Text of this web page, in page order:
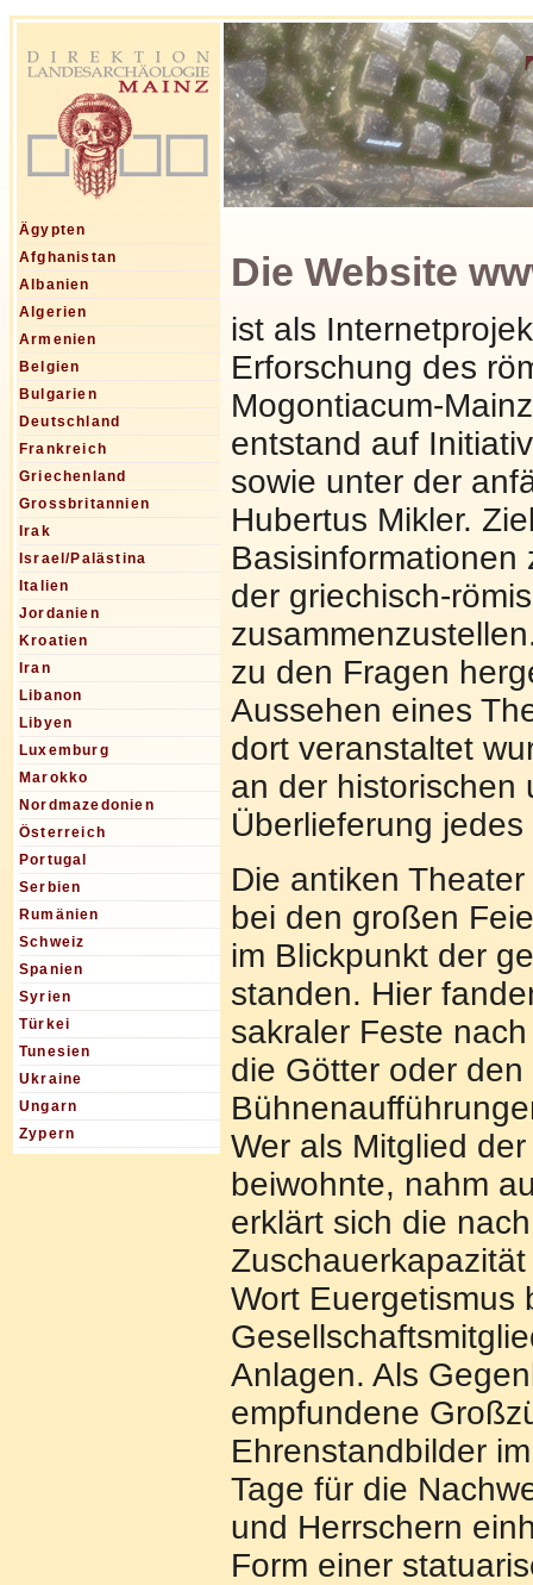
Ägypten
Afghanistan
Albanien
Algerien
Armenien
Belgien
Bulgarien
Deutschland
Frankreich
Griechenland
Grossbritannien
Irak
Israel/Palästina
Italien
Jordanien
Kroatien
Iran
Libanon
Libyen
Luxemburg
Marokko
Nordmazedonien
Österreich
Portugal
Serbien
Rumänien
Schweiz
Spanien
Syrien
Türkei
Tunesien
Ukraine
Ungarn
Zypern
Die Website
ist als
Erforschung des
Mogontiacum-
entstand auf
sowie unter der
Hubertus Mikler.
der griechisch-
zu den Fragen
Aussehen eines
dort veranstaltet
an der historischen
Überlieferung
Die antiken
bei den großen
im Blickpunkt der
standen. Hier
sakraler Feste
die Götter oder den
Wer als Mitglied
beiwohnte, nahm
erklärt sich die
Wort Euergetismus
Anlagen. Als
empfundene
Ehrenstandbilder
Tage für die
und Herrschern
Form einer